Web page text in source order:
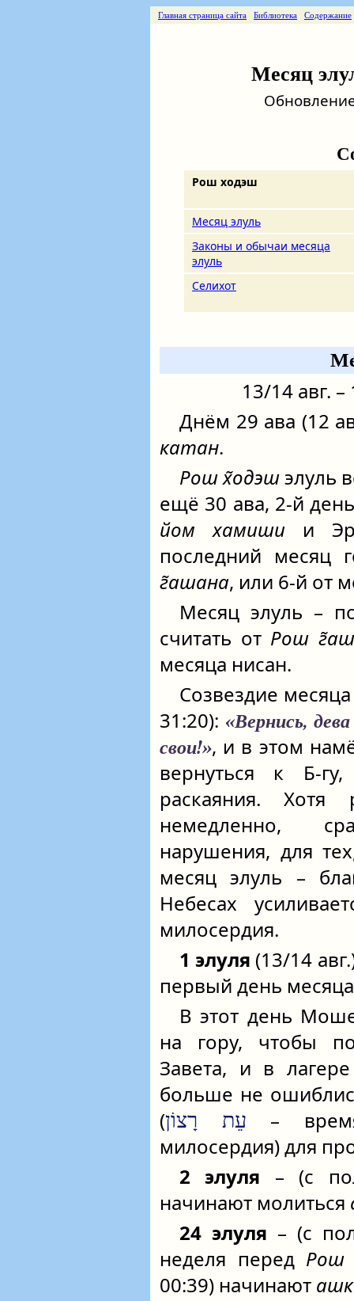
Главная страница сайта Библиотека Содержание
Месяц
Рош ходэш
Месяц элуль
Законы и обычаи месяца
элуль
Селихот
13/14 авг.
Днём 29 ава (12
катан.
Рош х̃одэшэлуль
ещё 30 ава, 2-й
йом хамиши и
последний месяц
г̃ашана, или 6-й от
Месяц элуль –
считать от Рош
месяца нисан.
Созвездие
31:20):«Вернись,
свои!», и в этом
вернуться к
раскаяния. Хотя
немедленно,
нарушения, для
месяц элуль –
Небесах
милосердия.
1 элуля (13/14
первый день
В этот день
на гору, чтобы
Завета, и в
больше не
(עֵת רָצוֹן –
милосердия) для
2 элуля – (с
начинают молиться
24 элуля – (с
неделя перед Рош
00:39) начинают